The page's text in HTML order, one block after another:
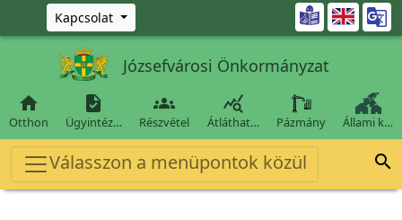
Ugrás a fő tartalomra
Kapcsolat 
Józsefvárosi Önkormányzat

Otthon

Ügyintéz…

Részvétel

Átláthat… Pázmány Állami k…
Válasszon a menüpontok közül 